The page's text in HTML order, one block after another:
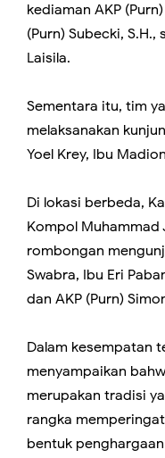
kediaman AKP
(Purn) Subecki,
Laisila.
Sementara itu, tim
melaksanakan
Yoel Krey, Ibu
Di lokasi berbeda,
Kompol Muhammad
rombongan
Swabra, Ibu Eri
dan AKP (Purn)
Dalam kesempatan
menyampaikan
merupakan tradisi
rangka
bentuk